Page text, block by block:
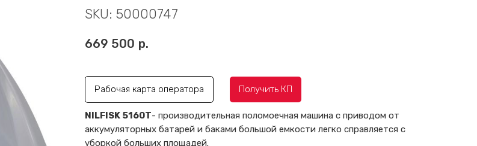
SKU: 50000747
669 500 р.
Рабочая карта оператора Получить КП
NILFISK 5160T- производительная поломоечная машина с приводом от
аккумуляторных батарей и баками большой емкости легко справляется с
уборкой больших площадей.